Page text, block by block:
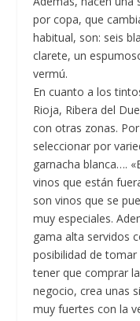
por copa, que
habitual, son: seis
clarete, un
vermú.
En cuanto a los
Rioja, Ribera del
con otras zonas.
seleccionar por
garnacha blanca….
vinos que están
son vinos que se
muy especiales.
gama alta servidos
posibilidad de
tener que comprar
negocio, crea unas
muy fuertes con la